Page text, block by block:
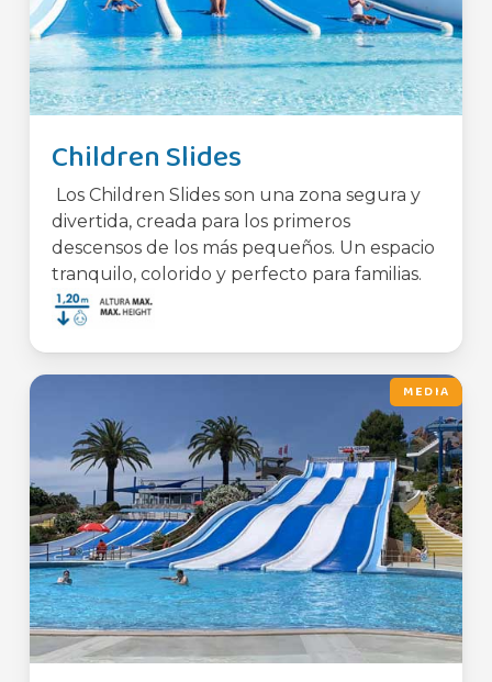
Children Slides
Los Children Slides son una zona segura y
divertida, creada para los primeros
descensos de los más pequeños. Un espacio
tranquilo, colorido y perfecto para familias.
MEDIA